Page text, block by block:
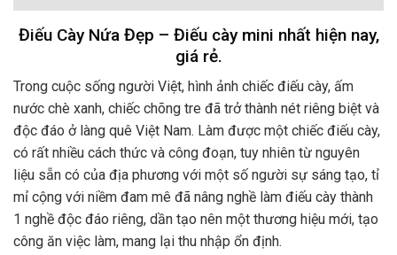
Điếu Cày Nứa Đẹp – Điếu cày mini nhất hiện nay,
giá rẻ.
Trong cuộc sống người Việt, hình ảnh chiếc điếu cày, ấm
nước chè xanh, chiếc chõng tre đã trở thành nét riêng biệt và
độc đáo ở làng quê Việt Nam. Làm được một chiếc điếu cày,
có rất nhiều cách thức và công đoạn, tuy nhiên từ nguyên
liệu sẵn có của địa phương với một số người sự sáng tạo, tỉ
mỉ cộng với niềm đam mê đã nâng nghề làm điếu cày thành
1 nghề độc đáo riêng, dần tạo nên một thương hiệu mới, tạo
công ăn việc làm, mang lại thu nhập ổn định.